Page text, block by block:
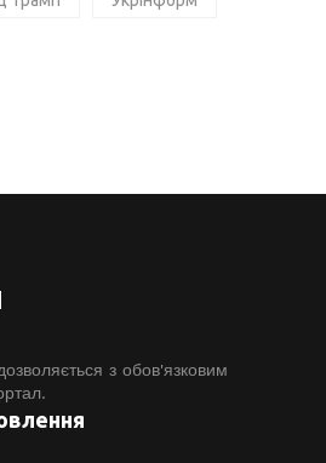
з обов'язковим